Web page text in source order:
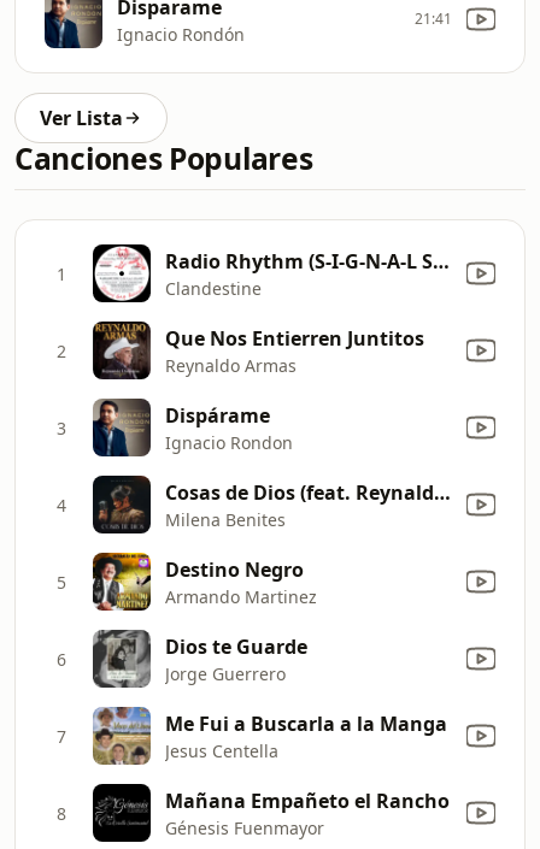
Disparame
Ignacio Rondón
21:41
Ver Lista
Canciones Populares
1 Radio Rhythm (S-I-G-N-A-L S-M-A-R-T) [Vocal Mix] [feat. Ned Sublette]
Clandestine
2 Que Nos Entierren Juntitos
Reynaldo Armas
3 Dispárame
Ignacio Rondon
4 Cosas de Dios (feat. Reynaldo Armas)
Milena Benites
5 Destino Negro
Armando Martinez
6 Dios te Guarde
Jorge Guerrero
7 Me Fui a Buscarla a la Manga
Jesus Centella
8 Mañana Empañeto el Rancho
Génesis Fuenmayor